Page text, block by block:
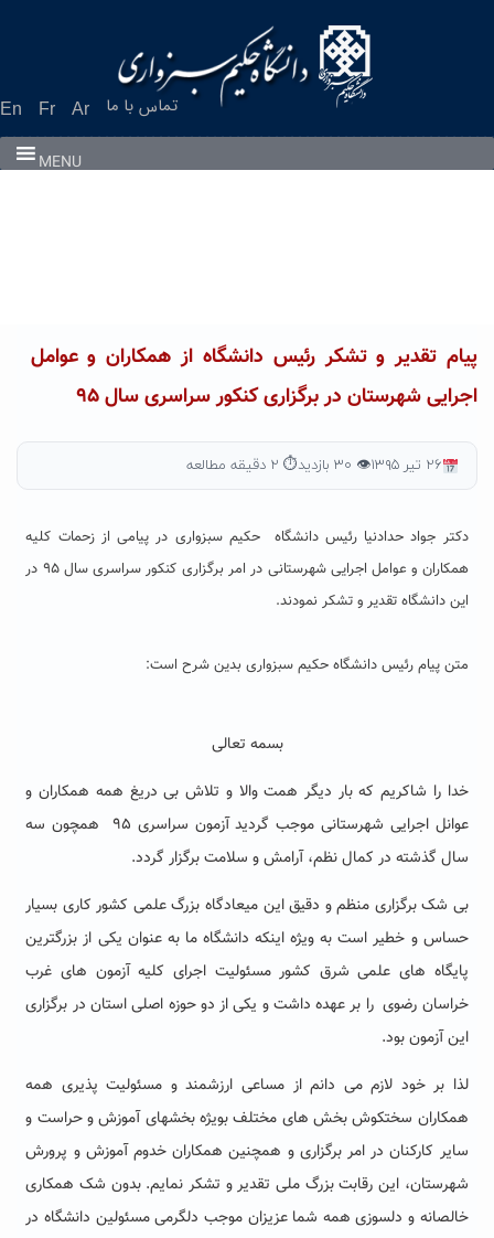
En Fr Ar تماس با ما
MENU
پیام تقدیر و تشکر رئیس دانشگاه از همکاران و عوامل
اجرایی شهرستان در برگزاری کنکور سراسری سال ۹۵
۲۶ تیر ۱۳۹۵ 👁 ۳۰ بازدید ⏱ ۲ دقیقه مطالعه
دکتر جواد حدادنیا رئیس دانشگاه حکیم سبزواری در پیامی از زحمات کلیه
همکاران و عوامل اجرایی شهرستانی در امر برگزاری کنکور سراسری سال ۹۵ در
این دانشگاه تقدیر و تشکر نمودند.
متن پیام رئیس دانشگاه حکیم سبزواری بدین شرح است:
بسمه تعالی
خدا را شاکریم که بار دیگر همت والا و تلاش بی دریغ همه همکاران و
عوانل اجرایی شهرستانی موجب گردید آزمون سراسری ۹۵ همچون سه
سال گذشته در کمال نظم، آرامش و سلامت برگزار گردد.
بی شک برگزاری منظم و دقیق این میعادگاه بزرگ علمی کشور کاری بسیار
حساس و خطیر است به ویژه اینکه دانشگاه ما به عنوان یکی از بزرگترین
پایگاه های علمی شرق کشور مسئولیت اجرای کلیه آزمون های غرب
خراسان رضوی را بر عهده داشت و یکی از دو حوزه اصلی استان در برگزاری
این آزمون بود.
لذا بر خود لازم می دانم از مساعی ارزشمند و مسئولیت پذیری همه
همکاران سختکوش بخش های مختلف بویژه بخشهای آموزش و حراست و
سایر کارکنان در امر برگزاری و همچنین همکاران خدوم آموزش و پرورش
شهرستان، این رقابت بزرگ ملی تقدیر و تشکر نمایم. بدون شک همکاری
خالصانه و دلسوزی همه شما عزیزان موجب دلگرمی مسئولین دانشگاه در